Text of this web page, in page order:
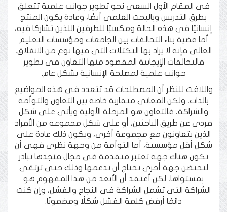
فى المقام الأول السعى نحو تطوير جوانب علمية تتعلق
بطرق التدريس وبالبحث العلمى أيضًا، وعادة يكون المنتج
إنسانيًا فى هذه الحالة ومكسبًا للطرفين اللذين تشاركا فيه،
أما قضية بناء التحالفات بين الجامعات ومؤسسات التعليم
العالى فإنه لا يراد بها التكتلات التى فيها نوع من الانغلاق،
فالتحالفات الإيجابية المقصود منها التعاون فى تطوير
جوانب علمية لمصلحة الإنسانية بشكل عام.
واللافت للنظر أن المصطلحات قد تتعدد فى هذه المواضيع
بالذات، ولكن المعانى متقاربة خاصة بين التعاون والتوأمة
والشراكة، فالتعاون هو المرحلة الأولية ويأتى على شكل
فردى عن طريق الباحثين، أو على شكل مجموعة من الأفراد
الذين يتعاونون مع مجموعة أخرى، ويكون ذلك عادة على
شكل أقل مؤسسية، أما التوأمة من وجهة نظرى فهى أن
تكون هناك جهة تعتبر متقدمة فى مجال فنجدها تبادر
لتحتضن جهة أخرى تحتاج أن تدعمها وذلك حتى ترتقى
بمستواها، لكن أعتقد أن الأبعد من هذا المفهوم هو
الشراكة التى تشمل الشراكة فى النجاح والفشل، وإن كنت
دائمًا أرفض كلمة الفشل شكلًا ومضمونًا.